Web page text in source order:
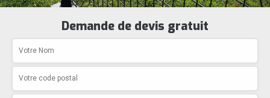
Demande de devis gratuit